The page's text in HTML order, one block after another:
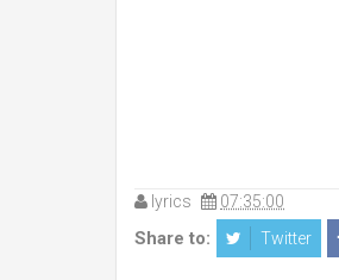
lyrics 07:35:00
Share to: Twitter